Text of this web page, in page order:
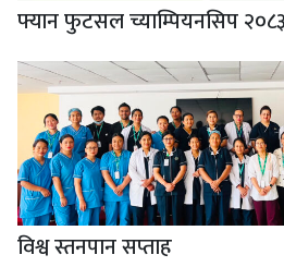
फ्यान फुटसल च्याम्पियनसिप
विश्व स्तनपान सप्ताह